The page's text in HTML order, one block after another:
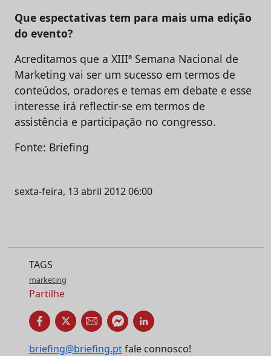
Que espectativas tem para mais uma edição
do evento?
Acreditamos que a XIIIª Semana Nacional de
Marketing vai ser um sucesso em termos de
conteúdos, oradores e temas em debate e esse
interesse irá reflectir-se em termos de
assistência e participação no congresso.
Fonte: Briefing
sexta-feira, 13 abril 2012 06:00
TAGS
marketing
Partilhe
briefing@briefing.ptfale connosco!